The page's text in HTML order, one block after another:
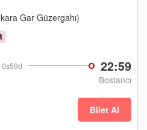
0s59d 22:59
Bostancı
Gar Güzergahı)
Bilet Al